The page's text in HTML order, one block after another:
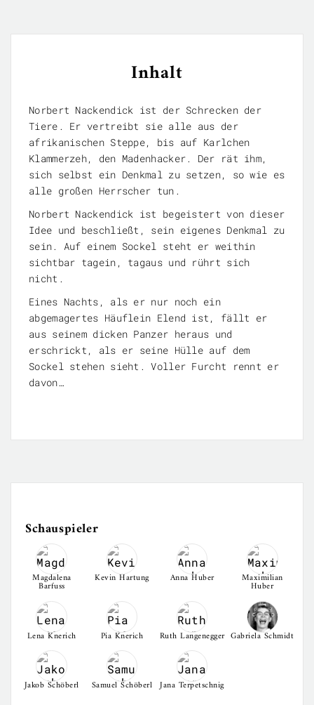
Inhalt
Norbert Nackendick ist der Schrecken der
Tiere. Er vertreibt sie alle aus der
afrikanischen Steppe, bis auf Karlchen
Klammerzeh, den Madenhacker. Der rät ihm,
sich selbst ein Denkmal zu setzen, so wie es
alle großen Herrscher tun.
Norbert Nackendick ist begeistert von dieser
Idee und beschließt, sein eigenes Denkmal zu
sein. Auf einem Sockel steht er weithin
sichtbar tagein, tagaus und rührt sich
nicht.
Eines Nachts, als er nur noch ein
abgemagertes Häuflein Elend ist, fällt er
aus seinem dicken Panzer heraus und
erschrickt, als er seine Hülle auf dem
Sockel stehen sieht. Voller Furcht rennt er
davon…
Schauspieler
Magdalena
Barfuss
Kevin Hartung Anna Huber Maximilian
Huber
Lena Knerich Pia Knerich Ruth Langenegger Gabriela Schmidt
Jakob Schöberl Samuel Schöberl Jana Terpetschnig